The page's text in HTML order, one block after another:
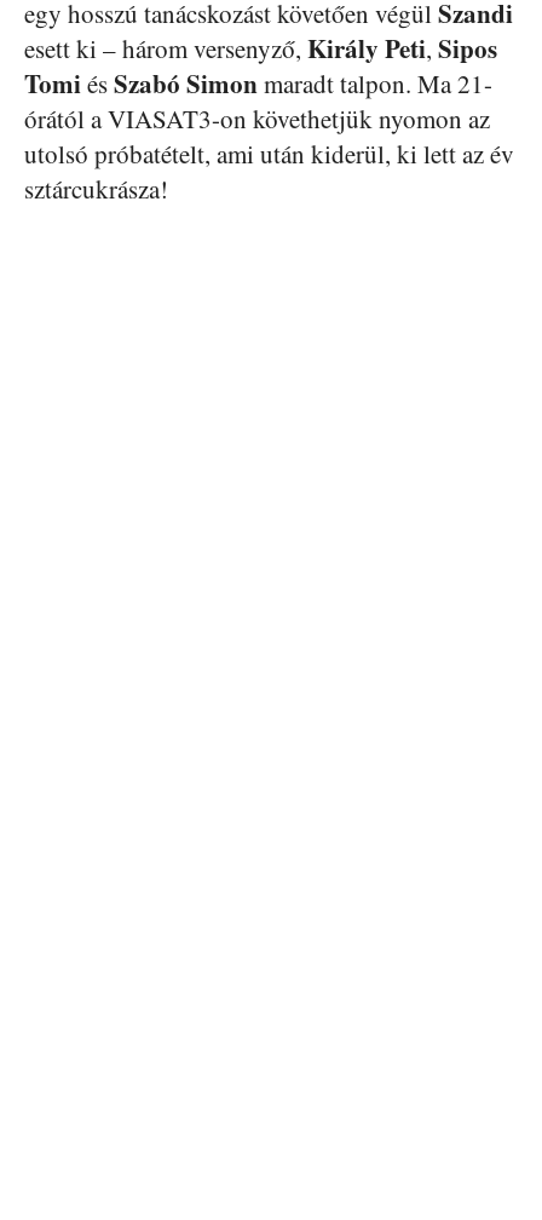
egy hosszú tanácskozást követően végülSzandi
esett ki – három versenyző, Király Peti, Sipos
TomiésSzabó Simonmaradt talpon. Ma 21-
órától a VIASAT3-on követhetjük nyomon az
utolsó próbatételt, ami után kiderül, ki lett az év
sztárcukrásza!